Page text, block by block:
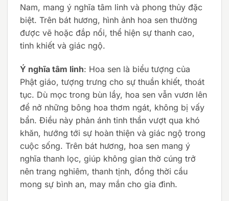
Nam, mang ý nghĩa tâm linh và phong thủy đặc
biệt. Trên bát hương, hình ảnh hoa sen thường
được vẽ hoặc đắp nổi, thể hiện sự thanh cao,
tinh khiết và giác ngộ.
Ý nghĩa tâm linh: Hoa sen là biểu tượng của
Phật giáo, tượng trưng cho sự thuần khiết, thoát
tục. Dù mọc trong bùn lầy, hoa sen vẫn vươn lên
để nở những bông hoa thơm ngát, không bị vấy
bẩn. Điều này phản ánh tinh thần vượt qua khó
khăn, hướng tới sự hoàn thiện và giác ngộ trong
cuộc sống. Trên bát hương, hoa sen mang ý
nghĩa thanh lọc, giúp không gian thờ cúng trở
nên trang nghiêm, thanh tịnh, đồng thời cầu
mong sự bình an, may mắn cho gia đình.